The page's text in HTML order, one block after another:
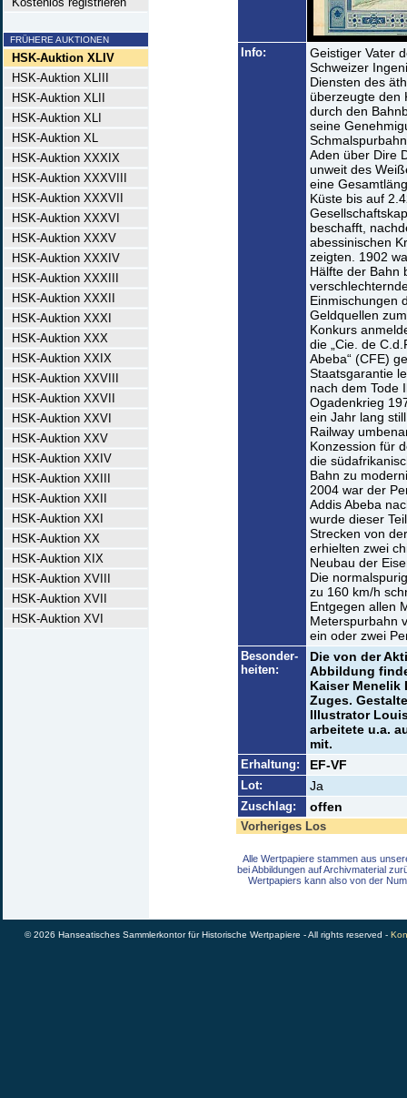
FRÜHERE AUKTIONEN
HSK-Auktion XLIV
HSK-Auktion XLIII
HSK-Auktion XLII
HSK-Auktion XLI
HSK-Auktion XL
HSK-Auktion XXXIX
HSK-Auktion XXXVIII
HSK-Auktion XXXVII
HSK-Auktion XXXVI
HSK-Auktion XXXV
HSK-Auktion XXXIV
HSK-Auktion XXXIII
HSK-Auktion XXXII
HSK-Auktion XXXI
HSK-Auktion XXX
HSK-Auktion XXIX
HSK-Auktion XXVIII
HSK-Auktion XXVII
HSK-Auktion XXVI
HSK-Auktion XXV
HSK-Auktion XXIV
HSK-Auktion XXIII
HSK-Auktion XXII
HSK-Auktion XXI
HSK-Auktion XX
HSK-Auktion XIX
HSK-Auktion XVIII
HSK-Auktion XVII
HSK-Auktion XVI
Info:
Geistiger Vater
Schweizer
Diensten des
überzeugte den
durch den
seine
Aden über Dire
unweit des
eine
Küste bis auf
beschafft,
abessinischen
zeigten. 1902
Hälfte der Bahn
Einmischungen
Geldquellen
Konkurs
die „Cie. de
Abeba“ (CFE)
Staatsgarantie
nach dem Tode
Ogadenkrieg
ein Jahr lang
Railway
Konzession für
die
Bahn zu
2004 war der
Addis Abeba
wurde dieser
Strecken von
erhielten zwei
Neubau der
Die
zu 160 km/h
Entgegen allen
Meterspurbahn
ein oder zwei
Besonder-
heiten:
Die von der
Abbildung
Kaiser Menelik
Zuges.
Illustrator
arbeitete u.a.
mit.
Erhaltung: EF-VF
Lot: Ja
Zuschlag: offen
Vorheriges Los
Alle Wertpapiere stammen aus
bei Abbildungen auf Archivmaterial
Wertpapiers kann also von der
© 2026 Hanseatisches Sammlerkontor für Historische Wertpapiere - All rights reserved -